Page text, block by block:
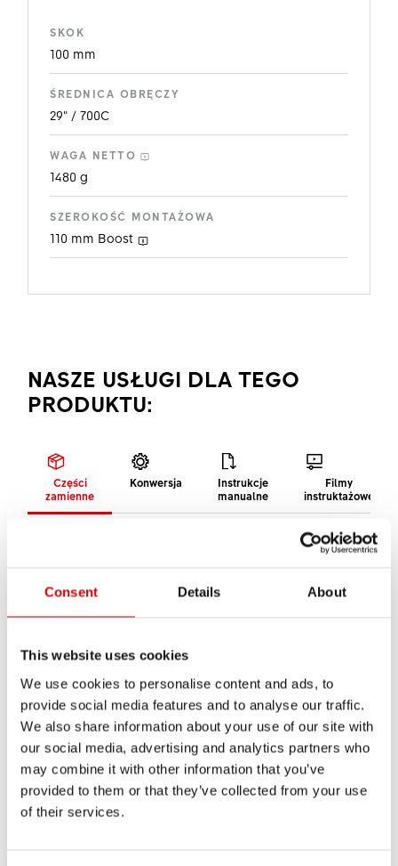
Consent Details About
This website uses cookies
We use cookies to personalise content and ads, to
provide social media features and to analyse our traffic.
We also share information about your use of our site with
our social media, advertising and analytics partners who
may combine it with other information that you’ve
provided to them or that they’ve collected from your use
of their services.
SKOK
100 mm
ŚREDNICA OBRĘCZY
29" / 700C
WAGA NETTO
1480 g
SZEROKOŚĆ MONTAŻOWA
110 mm Boost
NASZE USŁUGI DLA TEGO
PRODUKTU:
Części
zamienne
Konwersja
Instrukcje
manualne
Filmy
instruktażowe
Części zamienne dla F 232 ONE 100 mm 29" 51
Jeśli chcesz kupić część zamienną u swojego
sprzedawcy, po prostu podaj numer produktu.
Lokalizator sprzedawców
Widelec
Manetki zdalnego sterowania